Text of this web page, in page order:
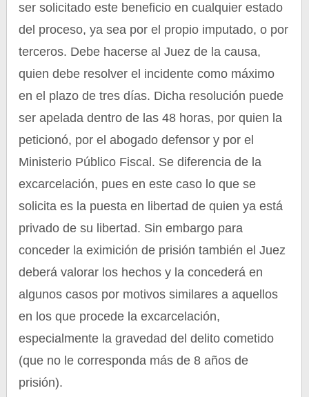
ser solicitado este beneficio en cualquier estado
del proceso, ya sea por el propio imputado, o por
terceros. Debe hacerse al Juez de la causa,
quien debe resolver el incidente como máximo
en el plazo de tres días. Dicha resolución puede
ser apelada dentro de las 48 horas, por quien la
peticionó, por el abogado defensor y por el
Ministerio Público Fiscal. Se diferencia de la
excarcelación, pues en este caso lo que se
solicita es la puesta en libertad de quien ya está
privado de su libertad. Sin embargo para
conceder la eximición de prisión también el Juez
deberá valorar los hechos y la concederá en
algunos casos por motivos similares a aquellos
en los que procede la excarcelación,
especialmente la gravedad del delito cometido
(que no le corresponda más de 8 años de
prisión).